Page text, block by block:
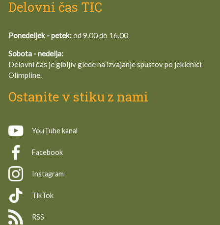
Delovni čas TIC
Ponedeljek - petek:od 9.00 do 16.00
Sobota - nedelja:
Delovni čas je gibljiv glede na izvajanje spustov po jeklenici
Olimpline.
Ostanite v stiku z nami
YouTube kanal
Facebook
Instagram
TikTok
RSS